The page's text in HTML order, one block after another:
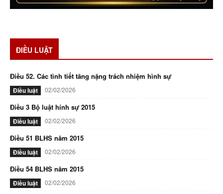
ĐIỀU LUẬT
Điều 52. Các tình tiết tăng nặng trách nhiệm hình sự
Điều luật 02/02/2026
Điều 3 Bộ luật hính sự 2015
Điều luật 02/02/2026
Điều 51 BLHS năm 2015
Điều luật 02/02/2026
Điều 54 BLHS năm 2015
Điều luật 02/02/2026